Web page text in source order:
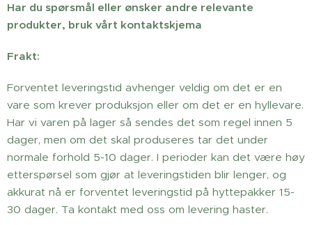
Har du spørsmål eller ønsker andre relevante
produkter, bruk vårt kontaktskjema
Frakt:
Forventet leveringstid avhenger veldig om det er en
vare som krever produksjon eller om det er en hyllevare.
Har vi varen på lager så sendes det som regel innen 5
dager, men om det skal produseres tar det under
normale forhold 5-10 dager. I perioder kan det være høy
etterspørsel som gjør at leveringstiden blir lenger, og
akkurat nå er forventet leveringstid på hyttepakker 15-
30 dager. Ta kontakt med oss om levering haster.